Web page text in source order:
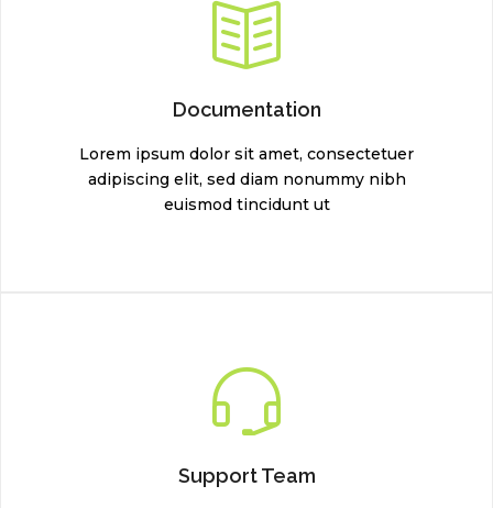
Documentation
Lorem ipsum dolor sit amet, consectetuer
adipiscing elit, sed diam nonummy nibh
euismod tincidunt ut
Support Team